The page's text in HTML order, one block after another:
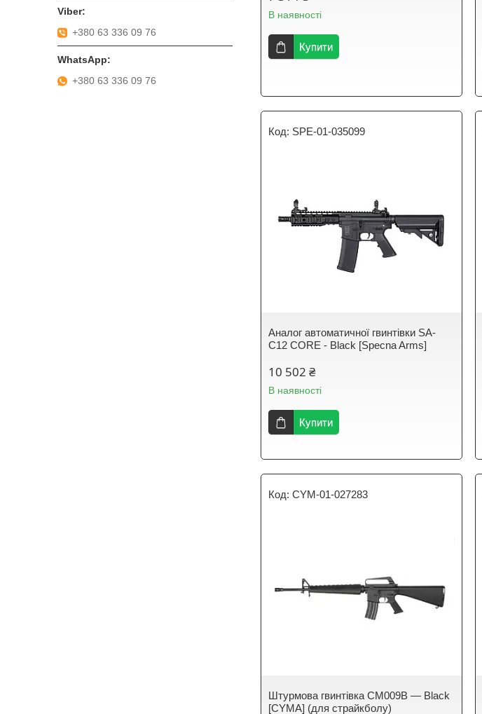
В наявності
Купити
SPE-01-035099
Аналог автоматичної гвинтівки SA-
C12 CORE - Black [Specna Arms]
10 502 ₴
В наявності
Купити
CYM-01-027283
Штурмова гвинтівка CM009B — Black
[CYMA] (для страйкболу)
+380 63 336 09 76
+380 63 336 09 76